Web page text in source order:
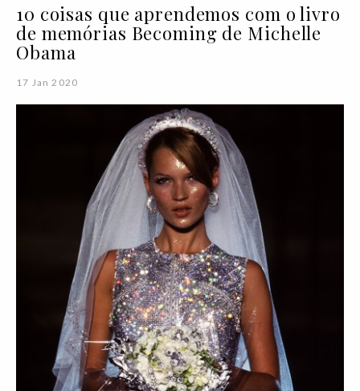
10 coisas que aprendemos com o livro
de memórias Becoming de Michelle
Obama
17 Jan 2020